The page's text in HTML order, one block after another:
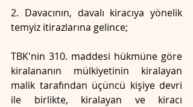
2. Davacının, davalı kiracıya yönelik
temyiz itirazlarına gelince;
TBK'nin 310. maddesi hükmüne göre
kiralananın mülkiyetinin kiralayan
malik tarafından üçüncü kişiye devri
ile birlikte, kiralayan ve kiracı